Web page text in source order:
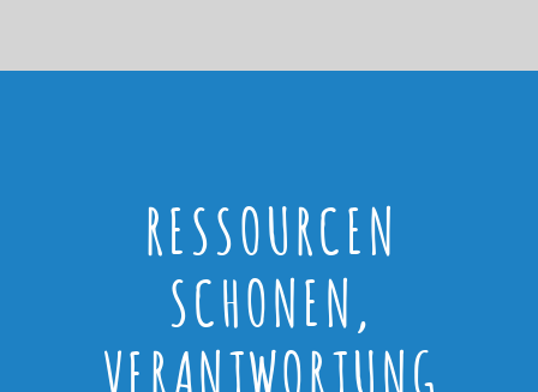
RESSOURCEN
SCHONEN,
VERANTWORTUNG